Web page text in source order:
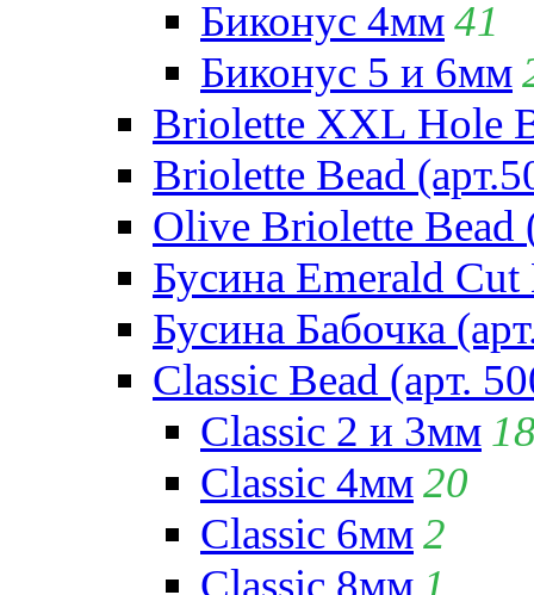
Биконус 4мм41
Биконус 5 и 6мм
Briolette XXL Hole
Briolette Bead
Olive Briolette Bead
Бусина Emerald Cut
Бусина Бабочка
Classic Bead (арт.
Classic 2 и 3мм
Classic 4мм20
Classic 6мм2
Classic 8мм 1